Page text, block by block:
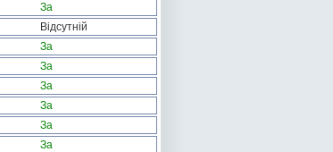
За
Відсутній
За
За
За
За
За
За